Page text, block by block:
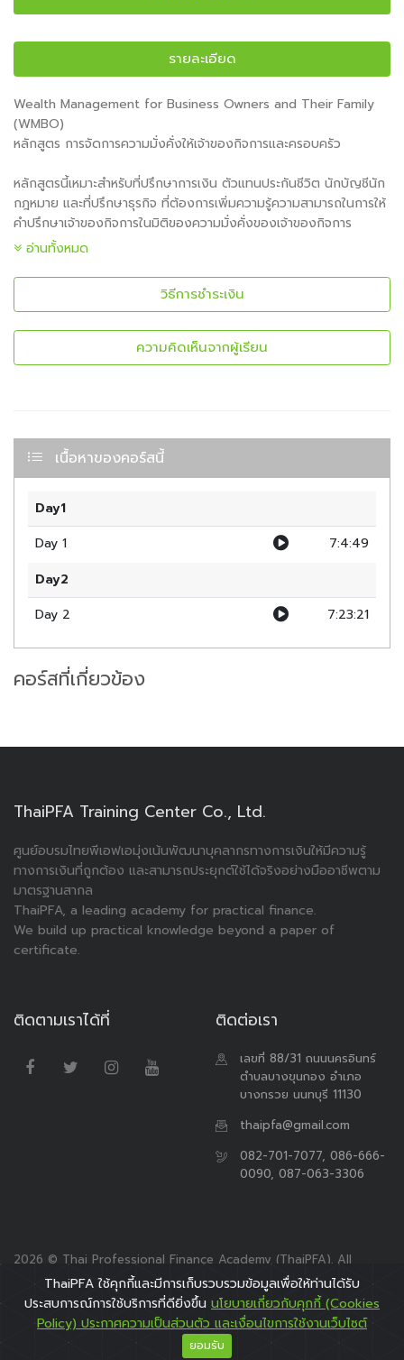
รายละเอียด
Wealth Management for Business Owners and Their Family
(WMBO)
หลักสูตร การจัดการความมั่งคั่งให้เจ้าของกิจการและครอบครัว
หลักสูตรนี้เหมาะสำหรับที่ปรึกษาการเงิน ตัวแทนประกันชีวิต นักบัญชีนัก
กฎหมาย และที่ปรึกษาธุรกิจ ที่ต้องการเพิ่มความรู้ความสามารถในการให้
คำปรึกษาเจ้าของกิจการในมิติของความมั่งคั่งของเจ้าของกิจการ
นอกจากนี้เจ้าของกิจการที่ต้องการเข้าใจการจัดการความมั่งคั่งอย่าง
คุณจะได้รับความรู้เชิงลึกในการ
จัดการความมั่งคั่งทั้งส่วนบุคคล ธุรกิจ และครอบครัว
เรียนรู้การวางแผนออกจากธุรกิจ (Exit Planning)
การเตรียมทายาท
การเพิ่มมูลค่าให้กิจการ
ครบทุกเรื่องที่สำคัญสำหรับการให้คำปรึกษาเจ้าของกิจการ
ช่วยให้คุณก้าวขึ้นเป็นที่ปรึกษาที่เชี่ยวชาญในการจัดการความมั่งคั่ง
สำหรับเจ้าของกิจการ คุณจะสามารถให้คำปรึกษาได้อย่างมั่นใจ และเข้าใจ
แนวทางในการวางแผนทั้งด้านธุรกิจ ครอบครัว และทรัพย์สินส่วนตัว
เตรียมตัวสืบทอดธุรกิจ การเพิ่มมูลค่าก่อนการขาย หรือการวางแผนการ
ส่งต่อทรัพย์สินให้คนรุ่นถัดไป
อ่านทั้งหมด
วิธีการชำระเงิน
ความคิดเห็นจากผู้เรียน
เนื้อหาของคอร์สนี้
Day1
Day 1
7:4:49
Day2
Day 2
7:23:21
คอร์สที่เกี่ยวข้อง
ThaiPFA Training Center Co., Ltd.
ศูนย์อบรมไทยพีเอฟเอมุ่งเน้นพัฒนาบุคลากรทางการเงินให้มีความรู้
ทางการเงินที่ถูกต้อง และสามารถประยุกต์ใช้ได้จริงอย่างมืออาชีพตาม
มาตรฐานสากล
ThaiPFA, a leading academy for practical finance.
We build up practical knowledge beyond a paper of
certificate.
ติดตามเราได้ที่ ติดต่อเรา
เลขที่ 88/31 ถนนนครอินทร์
ตำบลบางขุนกอง อำเภอ
บางกรวย นนทบุรี 11130
thaipfa@gmail.com
082-701-7077, 086-666-
0090, 087-063-3306
2026 © Thai Professional Finance Academy (ThaiPFA). All
Rights Reserved.
ThaiPFA ใช้คุกกี้และมีการเก็บรวบรวมข้อมูลเพื่อให้ท่านได้รับ
ประสบการณ์การใช้บริการที่ดียิ่งขึ้น นโยบายเกี่ยวกับคุกกี้ (Cookies
Policy) ประกาศความเป็นส่วนตัว และเงื่อนไขการใช้งานเว็บไซต์
ยอมรับ